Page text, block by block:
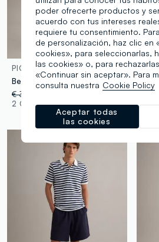
PIOMBO
Bermuda chino azul de algodón elástico, corte regular
€ 34,95
2 Colores
4
poder ofrecerte productos y
acuerdo con tus intereses
requiere tu consentimiento.
de personalización, haz clic en
cookies», para seleccionarlas,
las cookies» o, para
«Continuar sin aceptar». Para
consulta nuestra Cookie Policy
Aceptar todas
las cookies